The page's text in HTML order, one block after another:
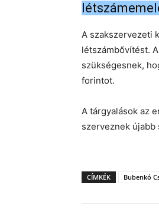
A szakszervezeti
létszámbővítést.
szükségesnek,
forintot.
A tárgyalások az
szerveznek újabb
CÍMKÉK Bubenkó